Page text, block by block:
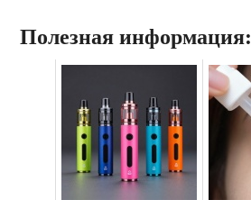
Полезная информация: